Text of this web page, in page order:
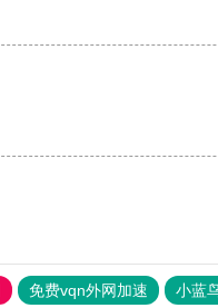
免费vqn外网加速 小蓝